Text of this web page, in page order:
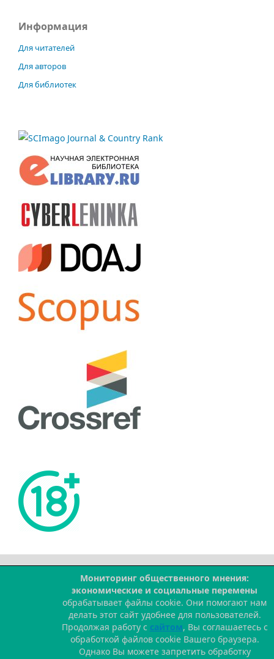
Информация
Для читателей
Для авторов
Для библиотек
Мониторинг общественного мнения:
экономические и социальные перемены
обрабатывает файлы cookie. Они помогают нам
делать этот сайт удобнее для пользователей.
Продолжая работу с сайтом, Вы соглашаетесь с
обработкой файлов cookie Вашего браузера.
Однако Вы можете запретить обработку